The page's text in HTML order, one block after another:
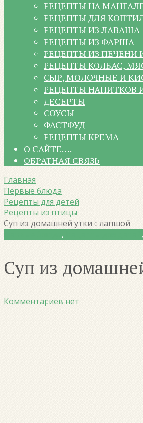
РЕЦЕПТЫ НА
РЕЦЕПТЫ ДЛЯ
РЕЦЕПТЫ ИЗ ЛАВАША
РЕЦЕПТЫ ИЗ ФАРША
РЕЦЕПТЫ ИЗ ПЕЧЕНИ
РЕЦЕПТЫ КОЛБАС,
СЫР, МОЛОЧНЫЕ И
РЕЦЕПТЫ НАПИТКОВ
ДЕСЕРТЫ
СОУСЫ
ФАСТФУД
РЕЦЕПТЫ КРЕМА
О САЙТЕ….
ОБРАТНАЯ СВЯЗЬ
Главная
Первые блюда
Рецепты для детей
Рецепты из птицы
Суп из домашней утки с лапшой
, ,
Суп из
Комментариев нет